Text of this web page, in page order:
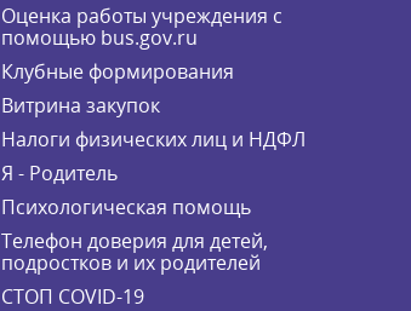
Оценка работы учреждения с
помощью bus.gov.ru
Клубные формирования
Витрина закупок
Налоги физических лиц и НДФЛ
Я - Родитель
Психологическая помощь
Телефон доверия для детей,
подростков и их родителей
СТОП COVID-19